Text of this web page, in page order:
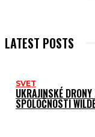
LATEST POSTS
SVET
UKRAJINSKÉ
SPOLOČNOSTI